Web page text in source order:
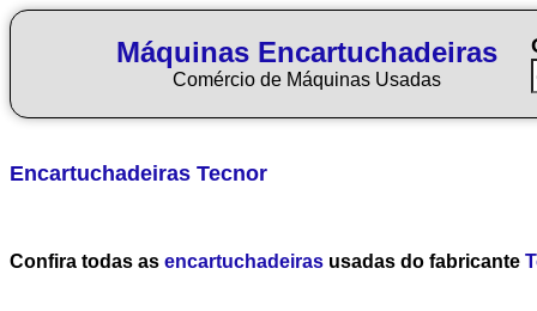
Máquinas Encartuchadeiras
Comércio de Máquinas Usadas
Encartuchadeiras Tecnor
Confira todas as encartuchadeiras usadas do fabricante